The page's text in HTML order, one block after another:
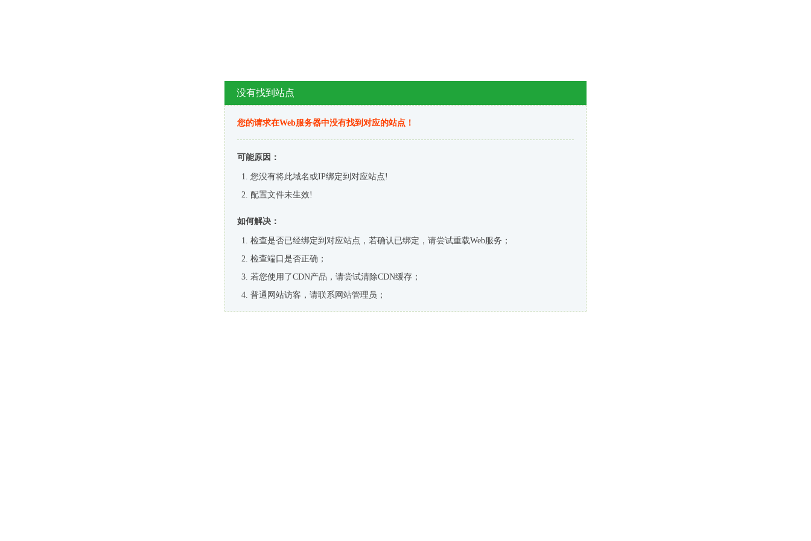
没有找到站点
您的请求在Web服务器中没有找到对应的站点！
可能原因：
您没有将此域名或IP绑定到对应站点!
配置文件未生效!
如何解决：
检查是否已经绑定到对应站点，若确认已绑定，请尝试重载Web服务；
检查端口是否正确；
若您使用了CDN产品，请尝试清除CDN缓存；
普通网站访客，请联系网站管理员；